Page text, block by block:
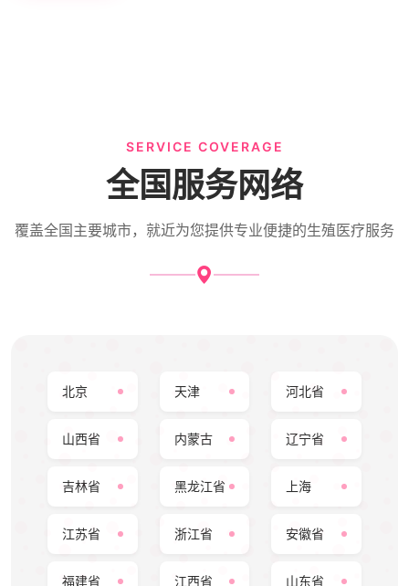
SERVICE COVERAGE
全国服务网络
覆盖全国主要城市，就近为您提供专业便捷的生殖医疗服务
北京 天津 河北省
山西省 内蒙古 辽宁省
吉林省 黑龙江省 上海
江苏省 浙江省 安徽省
福建省 江西省 山东省